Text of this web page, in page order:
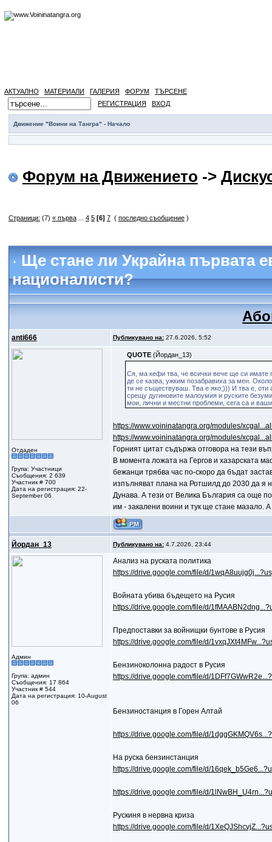
АКТУАЛНО МАТЕРИАЛИ ГАЛЕРИЯ ФОРУМ
ТЪРСЕНЕ
РЕГИСТРАЦИЯ
ВХОД
Движение "Воини на Тангра" - Начало
Форум на Движението ->
Страници: (7) « първа... 4 5 [6] 7( последно съобщение)
Ще стане ли Украйна първата
националисти?
anti666 Публикувано на:27.6.2026, 5:52
Отдаден
Група: Участници
Съобщения: 2 639
Участник # 700
Дата на регистрация: 22-
September 06
QUOTE (Йордан_13)
Ся, ма кефи тва, че всички вече ще си имате
де се казва, ужким позабравиха за мен.
ти не съществуваш. Тва е яко;))) И тва е, оти
срещу дугиновите малоумия и руските
мои, лични и местни проблеми, сега са и
https://www.voininatangra.org/modules/
https://www.voininatangra.org/modules/
Горният цитат съдържа отговора на тези
В момента ложата на Гергов и хазарската
бежанци трябва час по-скоро да бъдат
изпълняват плана на Ротшилд до 2030 да я
Дунава. А тези от Велика България са още
им - закалени воини и тук ще стане мазало.
Йордан_13 Публикувано на:4.7.2026, 23:44
Админ
Група: админ
Съобщения: 17 864
Участник # 544
Дата на регистрация: 10-August
06
Анализ на руската политика
https://drive.google.com/file/d/
Войната убива бъдещето на Русия
https://drive.google.com/file/d/
Предпоставки за войнищки бунтове в Русия
https://drive.google.com/file/d/
Бензиноколонна радост в Русия
https://drive.google.com/file/d/
Бензиностанция в Горен Алтай
https://drive.google.com/file/d/
На руска бензинстанция
https://drive.google.com/file/d/
https://drive.google.com/file/d/
Рускиня в нервна криза
https://drive.google.com/file/d/